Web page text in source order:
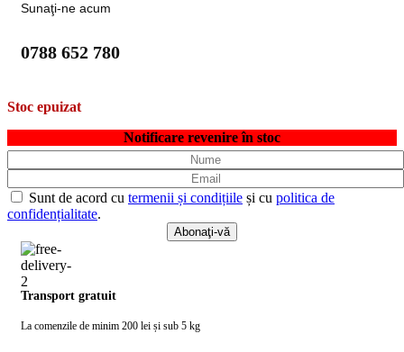
Sunaţi-ne acum
0788 652 780
Stoc epuizat
Notificare revenire în stoc
Sunt de acord cu termenii și condițiile și cu politica de
confidențialitate.
Transport gratuit
La comenzile de minim 200 lei și sub 5 kg